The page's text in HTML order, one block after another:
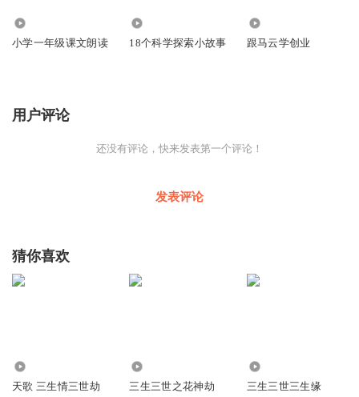
小学一年级课文朗读 18个科学探索小故事 跟马云学创业
用户评论
还没有评论，快来发表第一个评论！
发表评论
猜你喜欢
天歌 三生情三世劫 三生三世之花神劫 三生三世三生缘